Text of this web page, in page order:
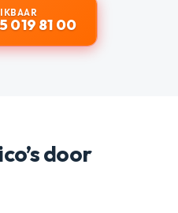
019 81 00
door